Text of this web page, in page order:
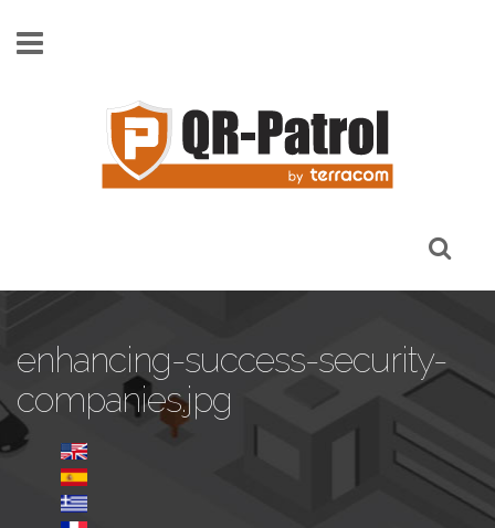
enhancing-success-security-
companies.jpg